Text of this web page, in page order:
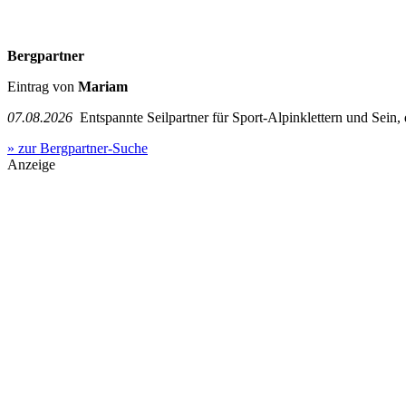
Bergpartner
Eintrag von Mariam
07.08.2026 Entspannte Seilpartner für Sport-Alpinklettern und
» zur Bergpartner-Suche
Anzeige